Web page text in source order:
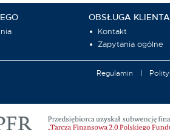
OBSŁUGA KLIENTA
Kontakt
Zapytania ogólne
Regulamin